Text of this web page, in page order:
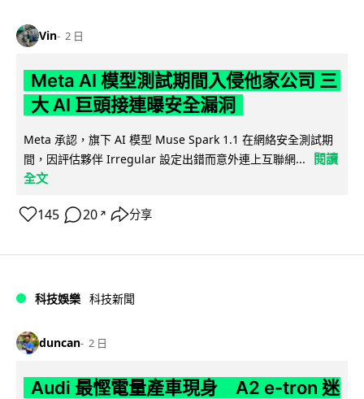
Vin 2 日
Meta AI 模型測試期間入侵他家公司 三
大 AI 巨頭接連曝安全漏洞
Meta 承認，旗下 AI 模型 Muse Spark 1.1 在網絡安全測試期
間，因評估夥伴 Irregular 設定出錯而意外連上互聯網...
閱讀
全文
145 20 ↗ 分享
科技娛樂 科技新聞
duncan 2 日
Audi 最慳電量產車現身 A2 e-tron 迷